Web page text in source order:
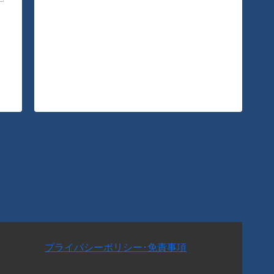
プライバシーポリシー･免責事項